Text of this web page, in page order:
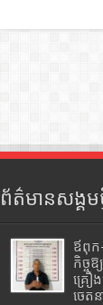
ព័ត៌មានសង្គម
ឪពុក
កិច្ច
គ្រឿ
ចេត